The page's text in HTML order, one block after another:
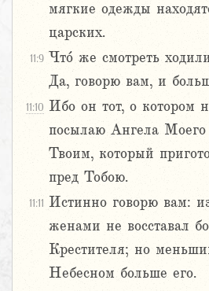
мягкие одежды
царских.
11:9 Что́ же смотреть
Да, говорю вам, и
11:10 Ибо он тот, о котором
посылаю Ангела
Твоим, который
пред Тобою.
11:11 Истинно говорю вам:
женами не восставал
Крестителя; но
Небесном больше его.